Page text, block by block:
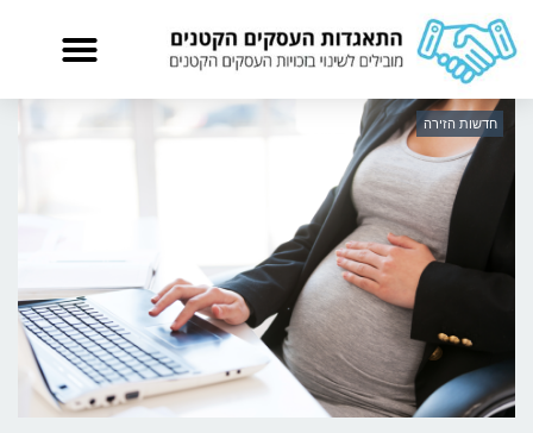
חדשות הזירה